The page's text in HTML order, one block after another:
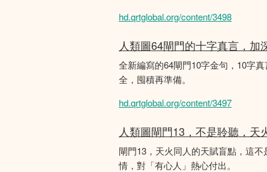
hd.qrtglobal.org/content/3498
人類圖64閘門的十字真言，加
全新編寫的64閘門10字金句，10字
全，囤積再準備。
hd.qrtglobal.org/content/3497
人類圖閘門13，不是聆聽，
閘門13，天火同人的天賦盲點，這
情，對「有心人」熱心付出。